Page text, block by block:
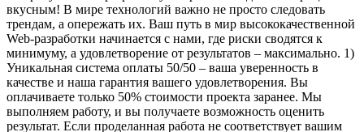
вкусным! В мире технологий важно не просто следовать
трендам, а опережать их. Ваш путь в мир высококачественной
Web-разработки начинается с нами, где риски сводятся к
минимуму, а удовлетворение от результатов – максимально. 1)
Уникальная система оплаты 50/50 – ваша уверенность в
качестве и наша гарантия вашего удовлетворения. Вы
оплачиваете только 50% стоимости проекта заранее. Мы
выполняем работу, и вы получаете возможность оценить
результат. Если проделанная работа не соответствует вашим